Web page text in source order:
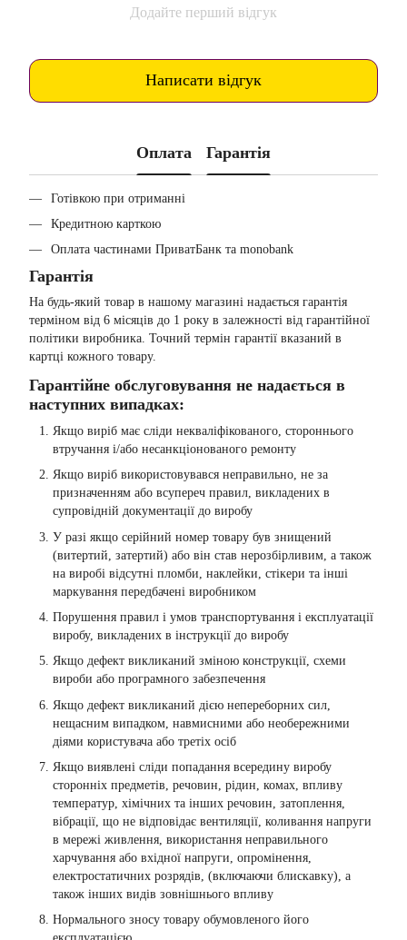
Додайте перший відгук
Написати відгук
Оплата Гарантія
Готівкою при отриманні
Кредитною карткою
Оплата частинами ПриватБанк та monobank
Гарантія
На будь-який товар в нашому магазині надається гарантія
терміном від 6 місяців до 1 року в залежності від гарантійної
політики виробника. Точний термін гарантії вказаний в
картці кожного товару.
Гарантійне обслуговування не надається в
наступних випадках:
Якщо виріб має сліди некваліфікованого, стороннього
втручання і/або несанкціонованого ремонту
Якщо виріб використовувався неправильно, не за
призначенням або всупереч правил, викладених в
супровідній документації до виробу
У разі якщо серійний номер товару був знищений
(витертий, затертий) або він став нерозбірливим, а також
на виробі відсутні пломби, наклейки, стікери та інші
маркування передбачені виробником
Порушення правил і умов транспортування і експлуатації
виробу, викладених в інструкції до виробу
Якщо дефект викликаний зміною конструкції, схеми
вироби або програмного забезпечення
Якщо дефект викликаний дією непереборних сил,
нещасним випадком, навмисними або необережними
діями користувача або третіх осіб
Якщо виявлені сліди попадання всередину виробу
сторонніх предметів, речовин, рідин, комах, впливу
температур, хімічних та інших речовин, затоплення,
вібрації, що не відповідає вентиляції, коливання напруги
в мережі живлення, використання неправильного
харчування або вхідної напруги, опромінення,
електростатичних розрядів, (включаючи блискавку), а
також інших видів зовнішнього впливу
Нормального зносу товару обумовленого його